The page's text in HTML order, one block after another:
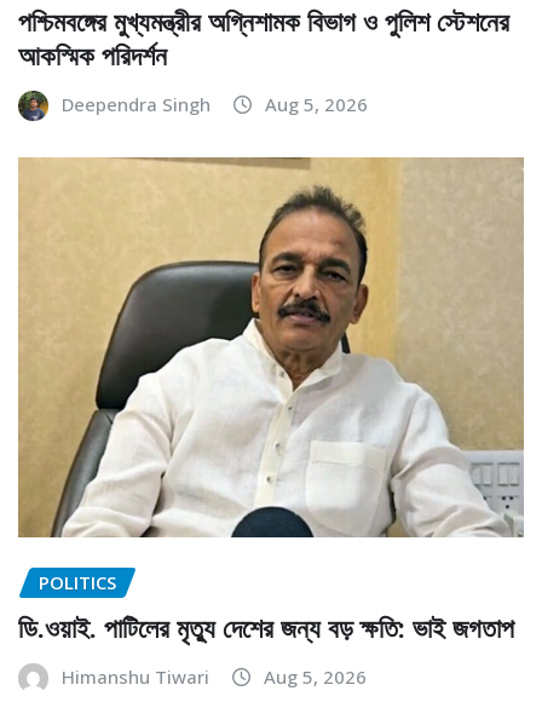
পশ্চিমবঙ্গের মুখ্যমন্ত্রীর অগ্নিশামক বিভাগ ও পুলিশ স্টেশনের
আকস্মিক পরিদর্শন
Deependra Singh Aug 5, 2026
POLITICS
ডি.ওয়াই. পাটিলের মৃত্যু দেশের জন্য বড় ক্ষতি: ভাই জগতাপ
Himanshu Tiwari Aug 5, 2026